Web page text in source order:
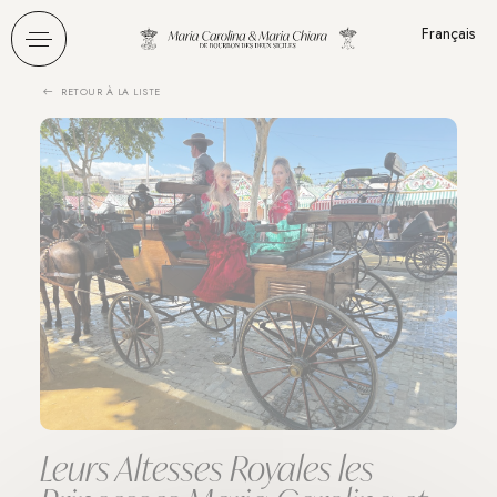
Français
RETOUR À LA LISTE
Leurs Altesses Royales les